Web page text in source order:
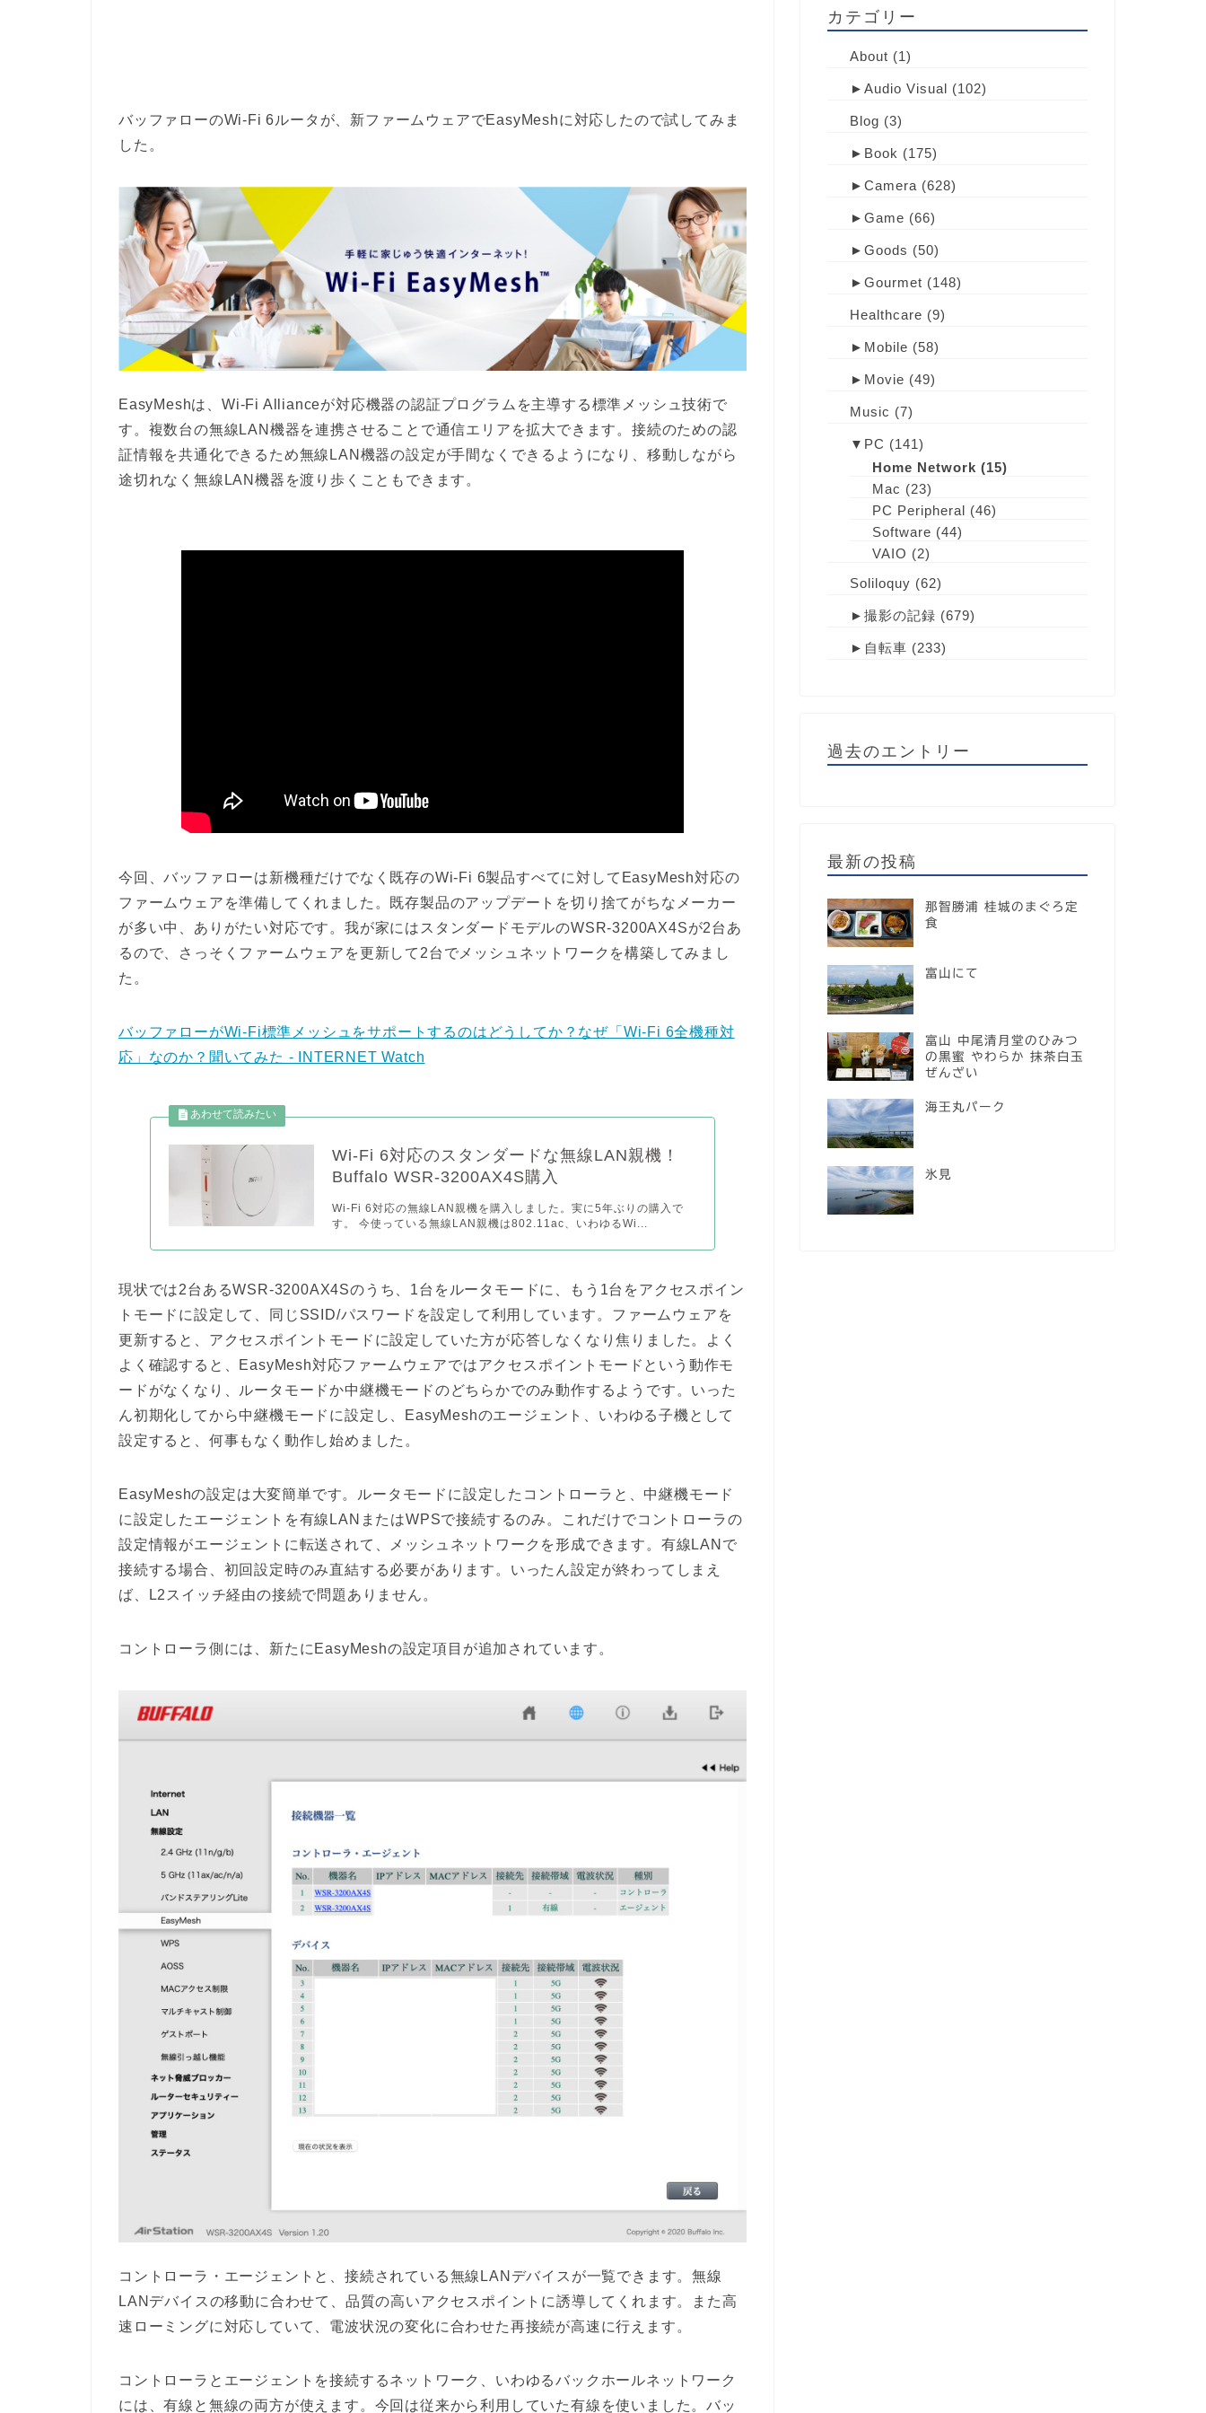
バッファローのWi-Fi 6ルータが、新ファームウェアでEasyMeshに対応したので試してみま
した。
EasyMeshは、Wi-Fi Allianceが対応機器の認証プログラムを主導する標準メッシュ技術で
す。複数台の無線LAN機器を連携させることで通信エリアを拡大できます。接続のための認
証情報を共通化できるため無線LAN機器の設定が手間なくできるようになり、移動しながら
途切れなく無線LAN機器を渡り歩くこともできます。
今回、バッファローは新機種だけでなく既存のWi-Fi 6製品すべてに対してEasyMesh対応の
ファームウェアを準備してくれました。既存製品のアップデートを切り捨てがちなメーカー
が多い中、ありがたい対応です。我が家にはスタンダードモデルのWSR-3200AX4Sが2台あ
るので、さっそくファームウェアを更新して2台でメッシュネットワークを構築してみまし
た。
バッファローがWi-Fi標準メッシュをサポートするのはどうしてか？なぜ「Wi-Fi 6全機種対
応」なのか？聞いてみた - INTERNET Watch
Wi-Fi 6対応のスタンダードな無線LAN親機！
Buffalo WSR-3200AX4S購入
Wi-Fi 6対応の無線LAN親機を購入しました。実に5年ぶりの購入で
す。 今使っている無線LAN親機は802.11ac、いわゆるWi...
現状では2台あるWSR-3200AX4Sのうち、1台をルータモードに、もう1台をアクセスポイン
トモードに設定して、同じSSID/パスワードを設定して利用しています。ファームウェアを
更新すると、アクセスポイントモードに設定していた方が応答しなくなり焦りました。よく
よく確認すると、EasyMesh対応ファームウェアではアクセスポイントモードという動作モ
ードがなくなり、ルータモードか中継機モードのどちらかでのみ動作するようです。いった
ん初期化してから中継機モードに設定し、EasyMeshのエージェント、いわゆる子機として
設定すると、何事もなく動作し始めました。
EasyMeshの設定は大変簡単です。ルータモードに設定したコントローラと、中継機モード
に設定したエージェントを有線LANまたはWPSで接続するのみ。これだけでコントローラの
設定情報がエージェントに転送されて、メッシュネットワークを形成できます。有線LANで
接続する場合、初回設定時のみ直結する必要があります。いったん設定が終わってしまえ
ば、L2スイッチ経由の接続で問題ありません。
コントローラ側には、新たにEasyMeshの設定項目が追加されています。
コントローラ・エージェントと、接続されている無線LANデバイスが一覧できます。無線
LANデバイスの移動に合わせて、品質の高いアクセスポイントに誘導してくれます。また高
速ローミングに対応していて、電波状況の変化に合わせた再接続が高速に行えます。
コントローラとエージェントを接続するネットワーク、いわゆるバックホールネットワーク
には、有線と無線の両方が使えます。今回は従来から利用していた有線を使いました。バッ
カテゴリー
About (1)
► Audio Visual (102)
Blog (3)
► Book (175)
► Camera (628)
► Game (66)
► Goods (50)
► Gourmet (148)
Healthcare (9)
► Mobile (58)
► Movie (49)
Music (7)
▼ PC (141)
Home Network (15)
Mac (23)
PC Peripheral (46)
Software (44)
VAIO (2)
Soliloquy (62)
► 撮影の記録 (679)
► 自転車 (233)
過去のエントリー
最新の投稿
那智勝浦 桂城のまぐろ定
食
富山にて
富山 中尾清月堂のひみつ
の黒蜜 やわらか 抹茶白玉
ぜんざい
海王丸パーク
氷見